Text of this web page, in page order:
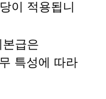
이 적용됩니
급은
특성에 따라